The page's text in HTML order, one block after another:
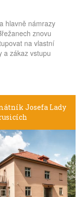
hlavně námrazy
znovu
na vlastní
a zákaz vstupu
Josefa Lady